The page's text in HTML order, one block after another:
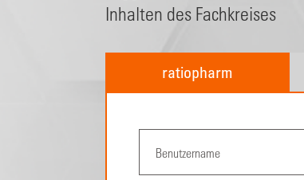
Inhalten des Fachkreises
ratiopharm